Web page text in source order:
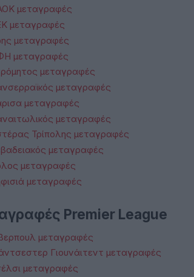
μεταγραφές
μεταγραφές
μεταγραφές
μεταγραφές
μεταγραφές
μεταγραφές
μεταγραφές
μεταγραφές
Τρίπολης μεταγραφές
μεταγραφές
μεταγραφές
μεταγραφές
Premier League
μεταγραφές
Γιουνάιτεντ μεταγραφές
μεταγραφές